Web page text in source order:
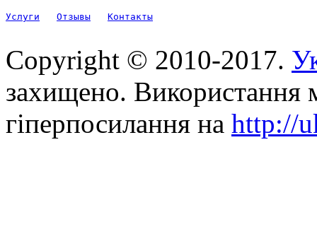
Услуги Отзывы Контакты
Copyright © 2010-2017.
захищено. Використання
гіперпосилання на http://